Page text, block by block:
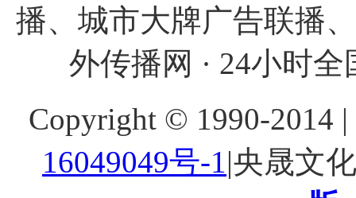
播、城市大牌广告联播
外传播网 · 24小时
Copyright © 1990-2014
16049049号-1|央晟文